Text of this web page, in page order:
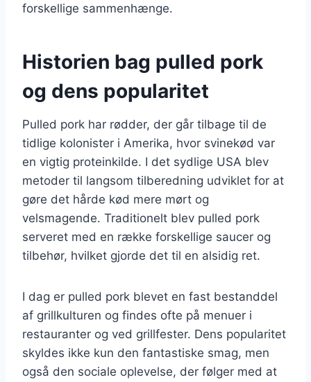
forskellige sammenhænge.
Historien bag pulled pork
og dens popularitet
Pulled pork har rødder, der går tilbage til de
tidlige kolonister i Amerika, hvor svinekød var
en vigtig proteinkilde. I det sydlige USA blev
metoder til langsom tilberedning udviklet for at
gøre det hårde kød mere mørt og
velsmagende. Traditionelt blev pulled pork
serveret med en række forskellige saucer og
tilbehør, hvilket gjorde det til en alsidig ret.
I dag er pulled pork blevet en fast bestanddel
af grillkulturen og findes ofte på menuer i
restauranter og ved grillfester. Dens popularitet
skyldes ikke kun den fantastiske smag, men
også den sociale oplevelse, der følger med at